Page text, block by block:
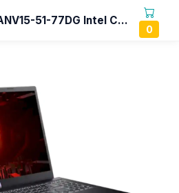
ACER NITRO V 15 ANV15-51-77DG Intel Core i7-13620H/RAM 16GB DDR5/SSD 512GB/NVIDIA GeForce RTX 2050 4Gb/15.6” FHD IPS 165Hz /WIN 11+OHS...
0